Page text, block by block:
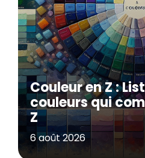
Couleur en Z :
couleurs qui
Z
6 août 2026